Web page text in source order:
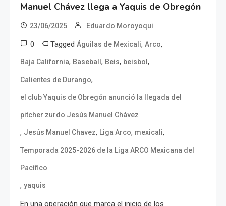
Manuel Chávez llega a Yaquis de Obregón
23/06/2025 Eduardo Moroyoqui
0 Tagged Águilas de Mexicali, Arco,
Baja California, Baseball , Beis, beisbol ,
Calientes de Durango,
el club Yaquis de Obregón anunció la llegada del
pitcher zurdo Jesús Manuel Chávez
, Jesús Manuel Chavez, Liga Arco, mexicali,
Temporada 2025-2026 de la Liga ARCO Mexicana del
Pacífico
, yaquis
En una operación que marca el inicio de los